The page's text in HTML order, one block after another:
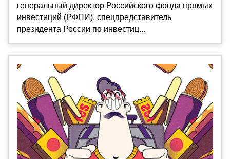
генеральный директор Российского фонда прямых
инвестиций (РФПИ), спецпредставитель
президента России по инвестиц...